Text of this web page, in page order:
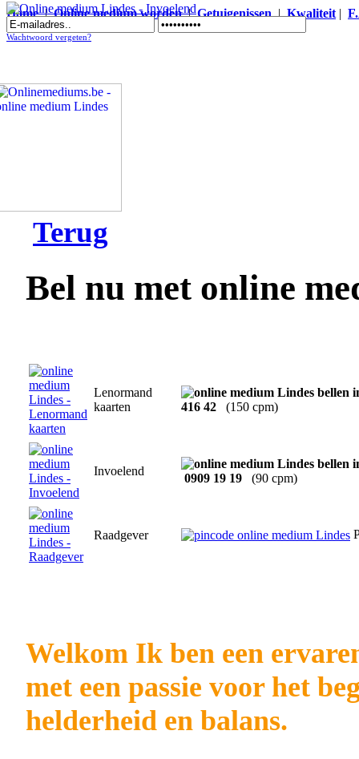
Home|Online medium worden|Getuigenissen|Kwaliteit |
Online medium Lindes - Invoelend
Wachtwoord vergeten?
Terug
Bel nu met online
Lenormand
kaarten
416 42 (150 cpm)
Invoelend
0909 19 19 (90 cpm)
Raadgever
Welkom Ik ben een
met een passie voor het
helderheid en balans.